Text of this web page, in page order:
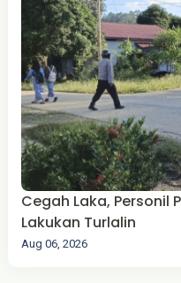
Cegah Laka, Personil
Lakukan Turlalin
Aug 06, 2026